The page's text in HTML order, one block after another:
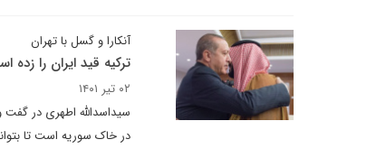
آنکارا و گسل با تهران
ترکیه قید ایران را زده
۰۲ تیر ۱۴۰۱
سیداسدالله اطهری در
در خاک سوریه است تا